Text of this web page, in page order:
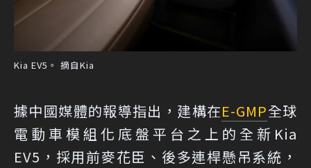
Kia EV5。 摘自Kia
據中國媒體的報導指出，建構在E-GMP全球
電動車模組化底盤平台之上的全新Kia
EV5，採用前麥花臣、後多連桿懸吊系統，